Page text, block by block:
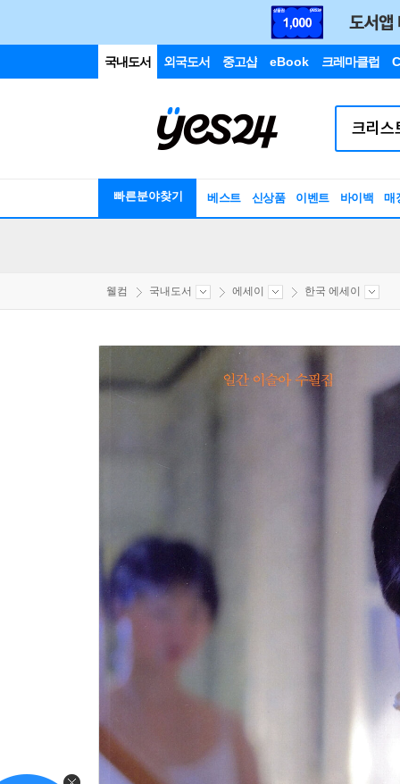
국내도서 외국도서 중고샵 eBook 크레마클럽
빠른분야찾기 베스트 신상품 이벤트 바이백 매
웰컴 국내도서 에세이 한국 에세이